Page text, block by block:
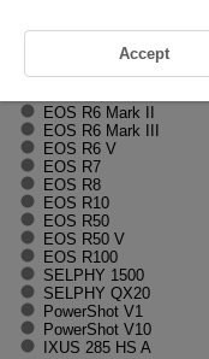
EOS R5 Mark II
EOS R6 Mark II
EOS R6 Mark III
EOS R6 V
EOS R7
EOS R8
EOS R10
EOS R50
EOS R50 V
EOS R100
SELPHY 1500
SELPHY QX20
PowerShot V1
PowerShot V10
IXUS 285 HS A
Accept